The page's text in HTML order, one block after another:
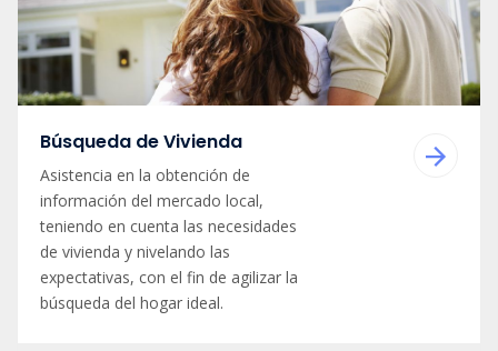
Búsqueda de Vivienda
Asistencia en la obtención de
información del mercado local,
teniendo en cuenta las necesidades
de vivienda y nivelando las
expectativas, con el fin de agilizar la
búsqueda del hogar ideal.